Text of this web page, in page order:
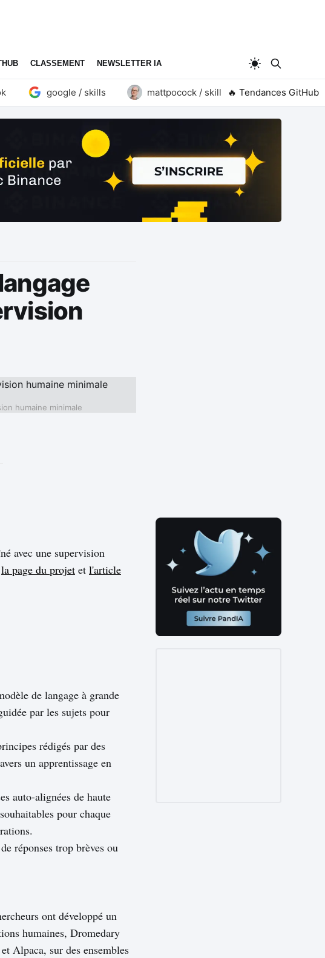
CLASSEMENT NEWSLETTER IA
google / skills mattpocock / skills goauthentik /
🔥 Tendances GitHub
humaine minimale
avec une supervision
la page du projet et l'article
de langage à grande
par les sujets pour
rédigés par des
un apprentissage en
auto-alignées de haute
pour chaque
réponses trop brèves ou
ont développé un
humaines, Dromedary
Alpaca, sur des ensembles